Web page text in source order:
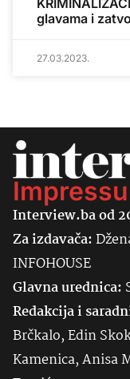
glavama i
27.03.2023.
Interview.ba od
Za izdavača:
INFOHOUSE
Glavna urednica:
Redakcija i
Brčkalo, Edin
Kamenica, Anisa